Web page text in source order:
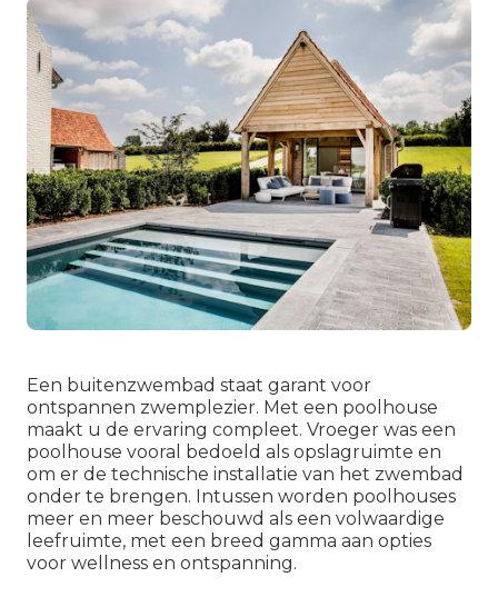
Een buitenzwembad staat garant voor
ontspannen zwemplezier. Met een poolhouse
maakt u de ervaring compleet. Vroeger was een
poolhouse vooral bedoeld als opslagruimte en
om er de technische installatie van het zwembad
onder te brengen. Intussen worden poolhouses
meer en meer beschouwd als een volwaardige
leefruimte, met een breed gamma aan opties
voor wellness en ontspanning.